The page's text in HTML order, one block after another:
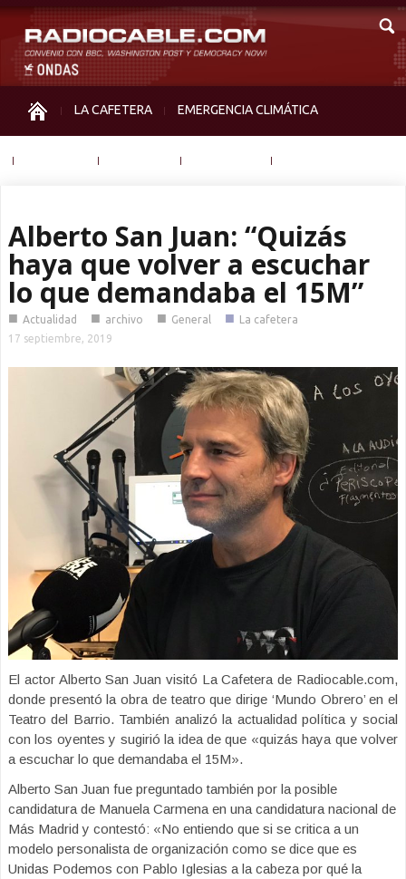
LA CAFETERA EMERGENCIA CLIMÁTICA
Alberto San Juan: “Quizás
haya que volver a escuchar
lo que demandaba el 15M”
■ Actualidad ■ archivo ■ General ■ La cafetera
17 septiembre, 2019
El actor Alberto San Juan visitó La Cafetera de Radiocable.com,
donde presentó la obra de teatro que dirige ‘Mundo Obrero’ en el
Teatro del Barrio. También analizó la actualidad política y social
con los oyentes y sugirió la idea de que «quizás haya que volver
a escuchar lo que demandaba el 15M».
Alberto San Juan fue preguntado también por la posible
candidatura de Manuela Carmena en una candidatura nacional de
Más Madrid y contestó: «No entiendo que si se critica a un
modelo personalista de organización como se dice que es
Unidas Podemos con Pablo Iglesias a la cabeza por qué la